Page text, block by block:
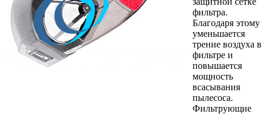
фильтра.
Благодаря этому
уменьшается
трение воздуха в
фильтре и
повышается
мощность
всасывания
пылесоса.
Фильтрующие